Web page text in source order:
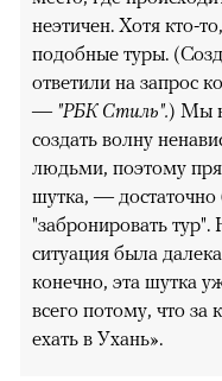
неэтичен. Хотя кто-
подобные туры.
ответили на запрос
— "РБК Стиль".) Мы
создать волну
людьми, поэтому
шутка, — достаточно
"забронировать
ситуация была
конечно, эта шутка
всего потому, что за
ехать в Ухань».